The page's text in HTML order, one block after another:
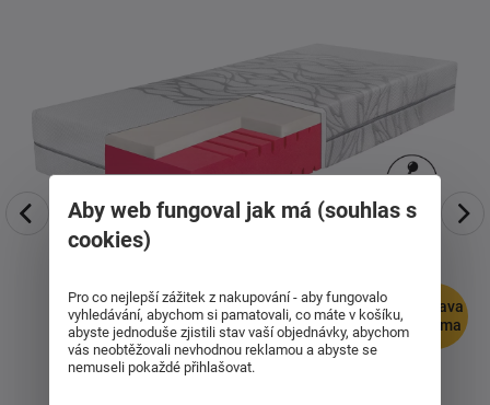
doprava
zdarma
Aby web fungoval jak má (souhlas s
cookies)
Pro co nejlepší zážitek z nakupování - aby fungovalo
vyhledávání, abychom si pamatovali, co máte v košíku,
abyste jednoduše zjistili stav vaší objednávky, abychom
vás neobtěžovali nevhodnou reklamou a abyste se
nemuseli pokaždé přihlašovat.